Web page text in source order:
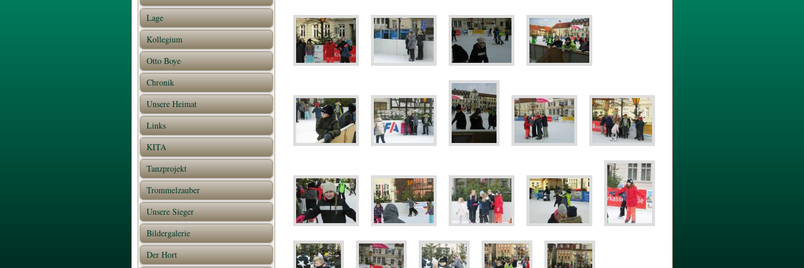
Lage
Kollegium
Otto Boye
Chronik
Unsere Heimat
Links
KITA
Tanzprojekt
Trommelzauber
Unsere Sieger
Bildergalerie
Der Hort